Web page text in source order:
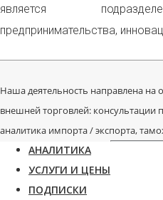
является
предпринимательства,
Наша деятельность направлена на
внешней торговлей: консультации
аналитика импорта / экспорта,
АНАЛИТИКА
УСЛУГИ И ЦЕНЫ
ПОДПИСКИ